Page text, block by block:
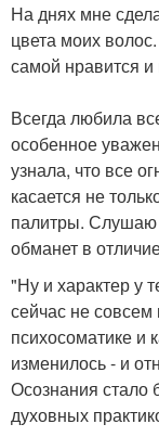
На днях мне
цвета моих
самой нравится и
Всегда любила
особенное
узнала, что все
касается не
палитры. Слушаю
обманет в
"Ну и характер у
сейчас не совсем
психосоматике и
изменилось - и
Осознания стало
духовных